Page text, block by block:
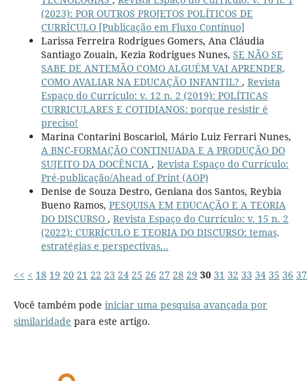
(2023): POR OUTROS PROJETOS POLÍTICOS DE
CURRÍCULO [Publicação em Fluxo Contínuo]
Larissa Ferreira Rodrigues Gomers, Ana Cláudia
Santiago Zouain, Kezia Rodrigues Nunes, SE NÃO SE
SABE DE ANTEMÃO COMO ALGUÉM VAI APRENDER,
COMO AVALIAR NA EDUCAÇÃO INFANTIL? , Revista
Espaço do Currículo: v. 12 n. 2 (2019): POLÍTICAS
CURRICULARES E COTIDIANOS: porque resistir é
preciso!
Marina Contarini Boscariol, Mário Luiz Ferrari Nunes,
A BNC-FORMAÇÃO CONTINUADA E A PRODUÇÃO DO
SUJEITO DA DOCÊNCIA , Revista Espaço do Currículo:
Pré-publicação/Ahead of Print (AOP)
Denise de Souza Destro, Geniana dos Santos, Reybia
Bueno Ramos, PESQUISA EM EDUCAÇÃO E A TEORIA
DO DISCURSO , Revista Espaço do Currículo: v. 15 n. 2
(2022): CURRÍCULO E TEORIA DO DISCURSO: temas,
estratégias e perspectivas...
<< < 18 19 20 21 22 23 24 25 26 27 28 29 30 31 32 33 34 35 36 37
Você também pode iniciar uma pesquisa avançada por
similaridade para este artigo.